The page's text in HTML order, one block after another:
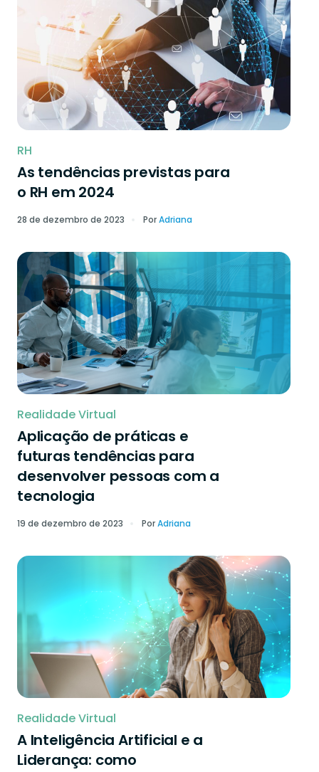
RH
As tendências previstas para
o RH em 2024
28 de dezembro de 2023 PorAdriana
Realidade Virtual
Aplicação de práticas e
futuras tendências para
desenvolver pessoas com a
tecnologia
19 de dezembro de 2023 PorAdriana
Realidade Virtual
A Inteligência Artificial e a
Liderança: como